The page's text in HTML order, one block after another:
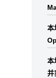
本
本
并